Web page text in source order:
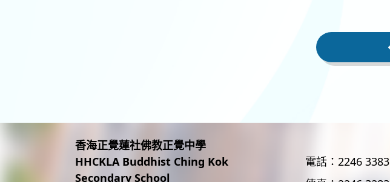
香海正覺蓮社佛教正覺中學
HHCKLA Buddhist Ching Kok
Secondary School
電話： 2246 3383